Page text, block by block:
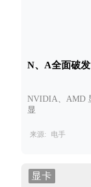
N、A全面破
NVIDIA、AMD
显
来源: 电手
显卡